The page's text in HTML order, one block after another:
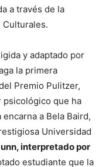
a través de la
Culturales.
y adaptado por
la primera
Premio Pulitzer,
que ha
a Bela Baird,
Universidad
interpretado por
estudiante que la